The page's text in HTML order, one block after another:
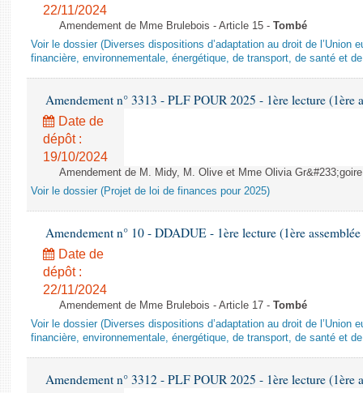
22/11/2024
Amendement de Mme Brulebois - Article 15 - Tombé
Voir le dossier (Diverses dispositions d’adaptation au droit de l’Union
financière, environnementale, énergétique, de transport, de santé et
Amendement n° 3313 - PLF POUR 2025 - 1ère lecture (1ère
Date de
dépôt :
19/10/2024
Amendement de M. Midy, M. Olive et Mme Olivia
Voir le dossier (Projet de loi de finances pour 2025)
Amendement n° 10 - DDADUE - 1ère lecture (1ère
Date de
dépôt :
22/11/2024
Amendement de Mme Brulebois - Article 17 - Tombé
Voir le dossier (Diverses dispositions d’adaptation au droit de l’Union
financière, environnementale, énergétique, de transport, de santé et
Amendement n° 3312 - PLF POUR 2025 - 1ère lecture (1ère